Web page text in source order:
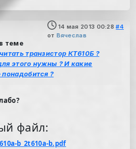
14 мая 2013 00:28 #4
от Вячеслав
теме
транзистор КТ610Б ?
этого нужны ? И какие
?
файл:
b_2t610a-b.pdf